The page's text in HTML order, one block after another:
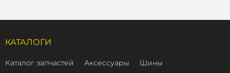
КАТАЛОГИ
Каталог запчастей Аксессуары
Шины